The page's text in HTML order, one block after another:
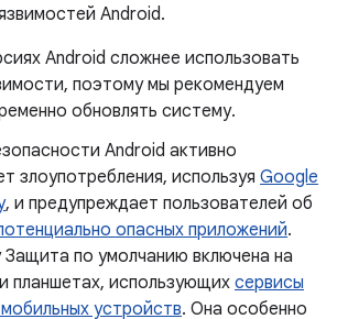
Android.
Android сложнее использовать
поэтому мы рекомендуем
обновлять систему.
Android активно
злоупотребления, используя Google
, и предупреждает пользователей об
опасных приложений.
Защита по умолчанию включена на
планшетах, использующих сервисы
устройств. Она особенно